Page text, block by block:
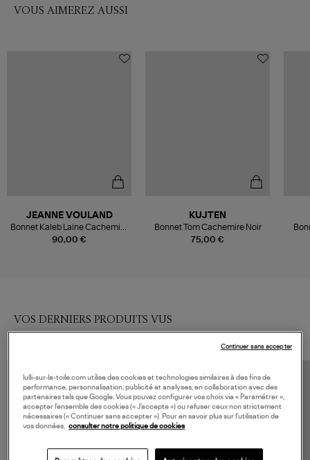
VOUS AIMEREZ AUSSI
90,00 €
JEANNE VOULAND
Bonnet Kaleb Laine Cachemire
Lurex Noir
75,00 €
KUJTEN
Bonnet Tom Cachemire Noir
VOS DERNIERS PRODUITS VUS
lulli-sur-la-toile.com utilise des cookies et technologies similaires à des fins de
performance, personnalisation, publicité et analyses, en collaboration avec des
partenaires tels que Google. Vous pouvez configurer vos choix via « Paramétrer »,
accepter l’ensemble des cookies (« J’accepte ») ou refuser ceux non strictement
nécessaires (« Continuer sans accepter »). Pour en savoir plus sur l’utilisation de
vos données, consulter notre politique de cookies
Continuer sans accepter